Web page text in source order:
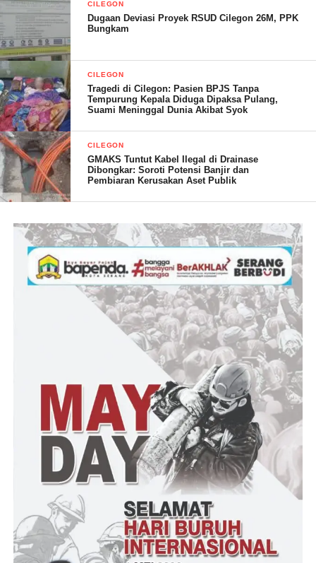
Usai berkeliling, Kepala Keasistenan Utama II Ombudsman RI
Febrityas mengapresiasi Lapas Cilegon terkait kelengkapan
Sarana dan Prasarana Mitigasi Bencana yang telah tersedia.
Dirinya berharap, semua yang telah terlihat baik juga didukung
dengan kesiapsiagaan para petugas untuk melaksanakan tugas
pengamanan dan penyelamatan jika terjadi kondisi darurat.
“Apresiasi kami berikan kepada pihak Lapas Cilegon atas
kesiapsiagaannya dalam melaksanakan mitigasi bencana. Jalur
Evakuasi sudah dipersiapkan, semoga juga didukung dengan
kesiapan para petugas dalam melaksanakan evakuasi,” ujarnya.
Terpantau di lokasi, penataan kawasan menjadi kunci dalam
pelaksanaan mitigasi bencana bagi warga binaan di Lapas
Cilegon. Setiap Gedung Hunian memiliki tanda petunjuk jalur
evakuasi, serta sarana prasarana yang memadai. Meningkatnya
intensitas bencana alam di berbagai daerah, juga menjadi
perhatian serius untuk kesiapsiagaan tanggap bencana di Lapas
Post Views:
CILEGON
Dugaan Deviasi Proyek RSUD Cilegon 26M, PPK
Bungkam
CILEGON
Tragedi di Cilegon: Pasien BPJS Tanpa
Tempurung Kepala Diduga Dipaksa Pulang,
Suami Meninggal Dunia Akibat Syok
CILEGON
GMAKS Tuntut Kabel Ilegal di Drainase
Dibongkar: Soroti Potensi Banjir dan
Pembiaran Kerusakan Aset Publik